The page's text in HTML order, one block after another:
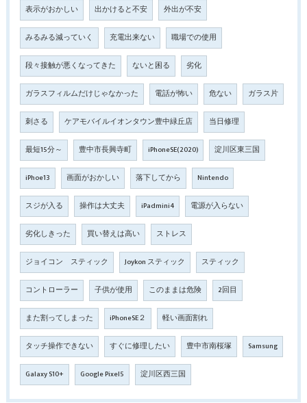
表示がおかしい 出かけると不安 外出が不安
みるみる減っていく 充電出来ない 職場での使用
段々接触が悪くなってきた ないと困る 劣化
ガラスフィルムだけじゃなかった 電話が怖い 危ない ガラス片
刺さる ケアモバイルイオンタウン豊中緑丘店 当日修理
最短15分～ 豊中市長興寺町 iPhoneSE(2020) 淀川区東三国
iPhoe13 画面がおかしい 落下してから Nintendo
スジが入る 操作は大丈夫 iPadmini4 電源が入らない
劣化しきった 買い替えは高い ストレス
ジョイコン スティック Joykon スティック スティック
コントローラー 子供が使用 このままは危険 2回目
また割ってしまった iPhoneSE２ 軽い画面割れ
タッチ操作できない すぐに修理したい 豊中市南桜塚 Samsung
Galaxy S10+ Google Pixel5 淀川区西三国